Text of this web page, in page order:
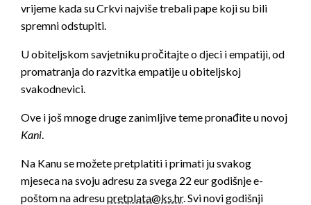
vrijeme kada su Crkvi najviše trebali pape koji su bili
spremni odstupiti.
U obiteljskom savjetniku pročitajte o djeci i empatiji, od
promatranja do razvitka empatije u obiteljskoj
svakodnevici.
Ove i još mnoge druge zanimljive teme pronađite u novoj
Kani
Na Kanu se možete pretplatiti i primati ju svakog
mjeseca na svoju adresu za svega 22 eur godišnje e-
poštom na adresupretplata@ks.hr. Svi novi godišnji